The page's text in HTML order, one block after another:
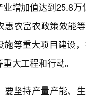
增加值达到25.8
惠农富农政策效能
等重大项目建设
大工程和行动。
要坚持产量产能、